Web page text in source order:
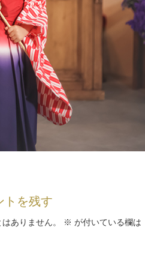
トを残す
ありません。 ※ が付いている欄は